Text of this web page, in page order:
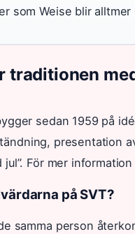
som Weise blir alltmer
traditionen
sedan 1959 på
presentation
För mer
på SVT?
samma person